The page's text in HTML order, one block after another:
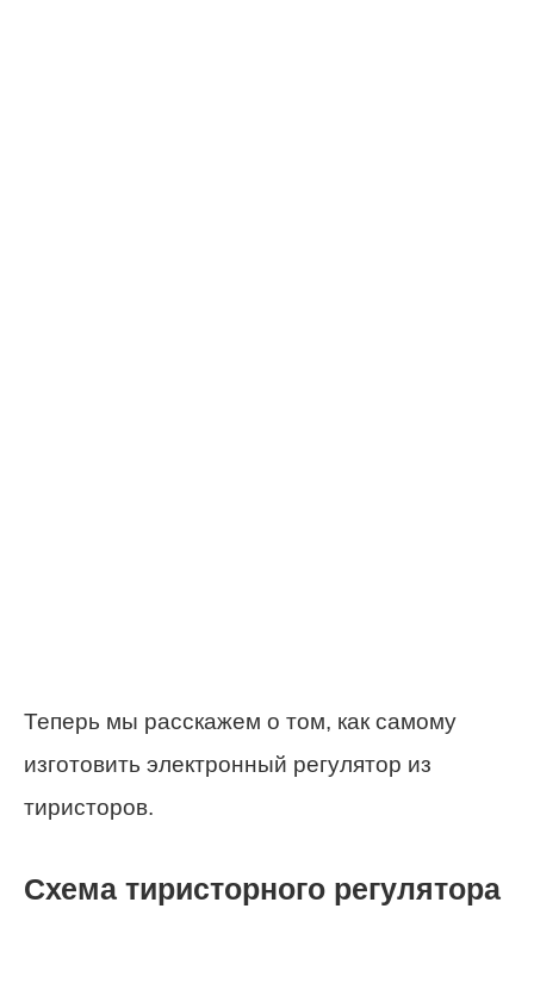
Теперь мы расскажем о том, как самому
изготовить электронный регулятор из
тиристоров.
Схема тиристорного регулятора